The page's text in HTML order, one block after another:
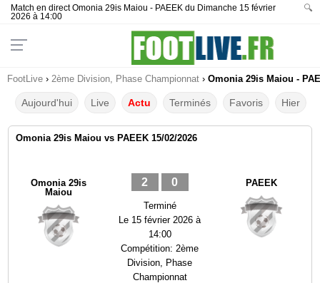
Match en direct Omonia 29is Maiou - PAEEK du Dimanche 15 février
2026 à 14:00
🔍
FootLive › 2ème Division, Phase Championnat › Omonia 29is Maiou -
Aujourd'hui Live Actu Terminés Favoris Hier
Omonia 29is Maiou vs PAEEK 15/02/2026
Omonia 29is
Maiou
2 0
Terminé
Le 15 février 2026 à
14:00
Compétition:2ème
Division, Phase
Championnat
PAEEK